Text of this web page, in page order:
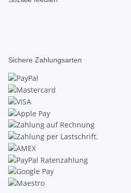
Sichere Zahlungsarten